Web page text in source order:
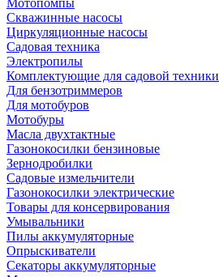
Мотопомпы
Скважинные насосы
Циркуляционные насосы
Садовая техника
Электропилы
Комплектующие для садовой техники
Для бензотриммеров
Для мотобуров
Мотобуры
Масла двухтактные
Газонокосилки бензиновые
Зернодробилки
Садовые измельчители
Газонокосилки электрические
Товары для консервирования
Умывальники
Пилы аккумуляторные
Опрыскиватели
Секаторы аккумуляторные